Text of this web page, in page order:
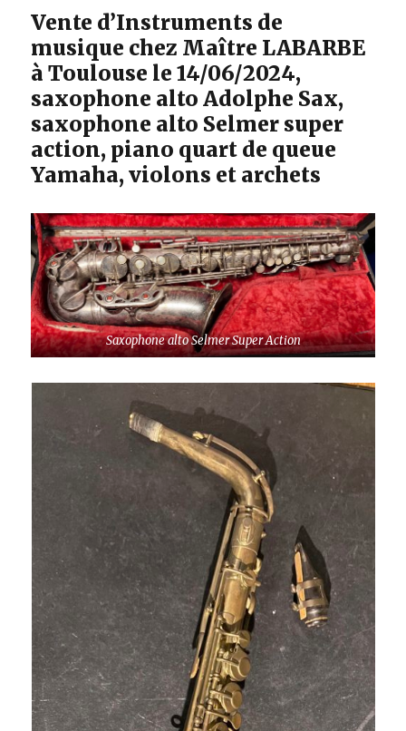
Vente d’Instruments de
musique chez Maître LABARBE
à Toulouse le 14/06/2024,
saxophone alto Adolphe Sax,
saxophone alto Selmer super
action, piano quart de queue
Yamaha, violons et archets
Saxophone alto Selmer Super Action